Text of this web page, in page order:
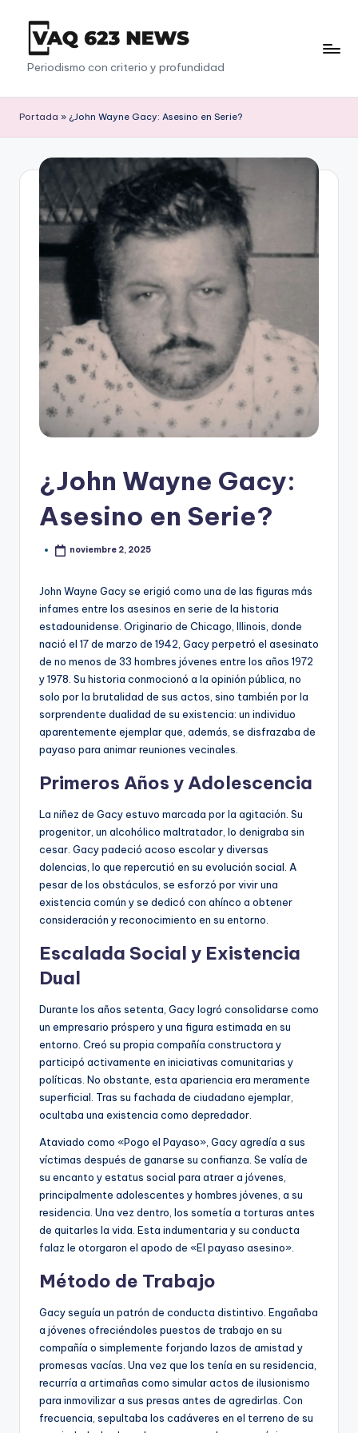
Saltar
contenido
V
a
q
2
Periodismo con criterio y profundidad
Portada » ¿John Wayne Gacy: Asesino en Serie?
¿John Wayne Gacy:
Asesino en Serie?
noviembre 2, 2025
John Wayne Gacy se erigió como una de las figuras más
infames entre los asesinos en serie de la historia
estadounidense. Originario de Chicago, Illinois, donde
nació el 17 de marzo de 1942, Gacy perpetró el asesinato
de no menos de 33 hombres jóvenes entre los años 1972
y 1978. Su historia conmocionó a la opinión pública, no
solo por la brutalidad de sus actos, sino también por la
sorprendente dualidad de su existencia: un individuo
aparentemente ejemplar que, además, se disfrazaba de
payaso para animar reuniones vecinales.
Primeros Años y Adolescencia
La niñez de Gacy estuvo marcada por la agitación. Su
progenitor, un alcohólico maltratador, lo denigraba sin
cesar. Gacy padeció acoso escolar y diversas
dolencias, lo que repercutió en su evolución social. A
pesar de los obstáculos, se esforzó por vivir una
existencia común y se dedicó con ahínco a obtener
consideración y reconocimiento en su entorno.
Escalada Social y Existencia
Dual
Durante los años setenta, Gacy logró consolidarse como
un empresario próspero y una figura estimada en su
entorno. Creó su propia compañía constructora y
participó activamente en iniciativas comunitarias y
políticas. No obstante, esta apariencia era meramente
superficial. Tras su fachada de ciudadano ejemplar,
ocultaba una existencia como depredador.
Ataviado como «Pogo el Payaso», Gacy agredía a sus
víctimas después de ganarse su confianza. Se valía de
su encanto y estatus social para atraer a jóvenes,
principalmente adolescentes y hombres jóvenes, a su
residencia. Una vez dentro, los sometía a torturas antes
de quitarles la vida. Esta indumentaria y su conducta
falaz le otorgaron el apodo de «El payaso asesino».
Método de Trabajo
Gacy seguía un patrón de conducta distintivo. Engañaba
a jóvenes ofreciéndoles puestos de trabajo en su
compañía o simplemente forjando lazos de amistad y
promesas vacías. Una vez que los tenía en su residencia,
recurría a artimañas como simular actos de ilusionismo
para inmovilizar a sus presas antes de agredirlas. Con
frecuencia, sepultaba los cadáveres en el terreno de su